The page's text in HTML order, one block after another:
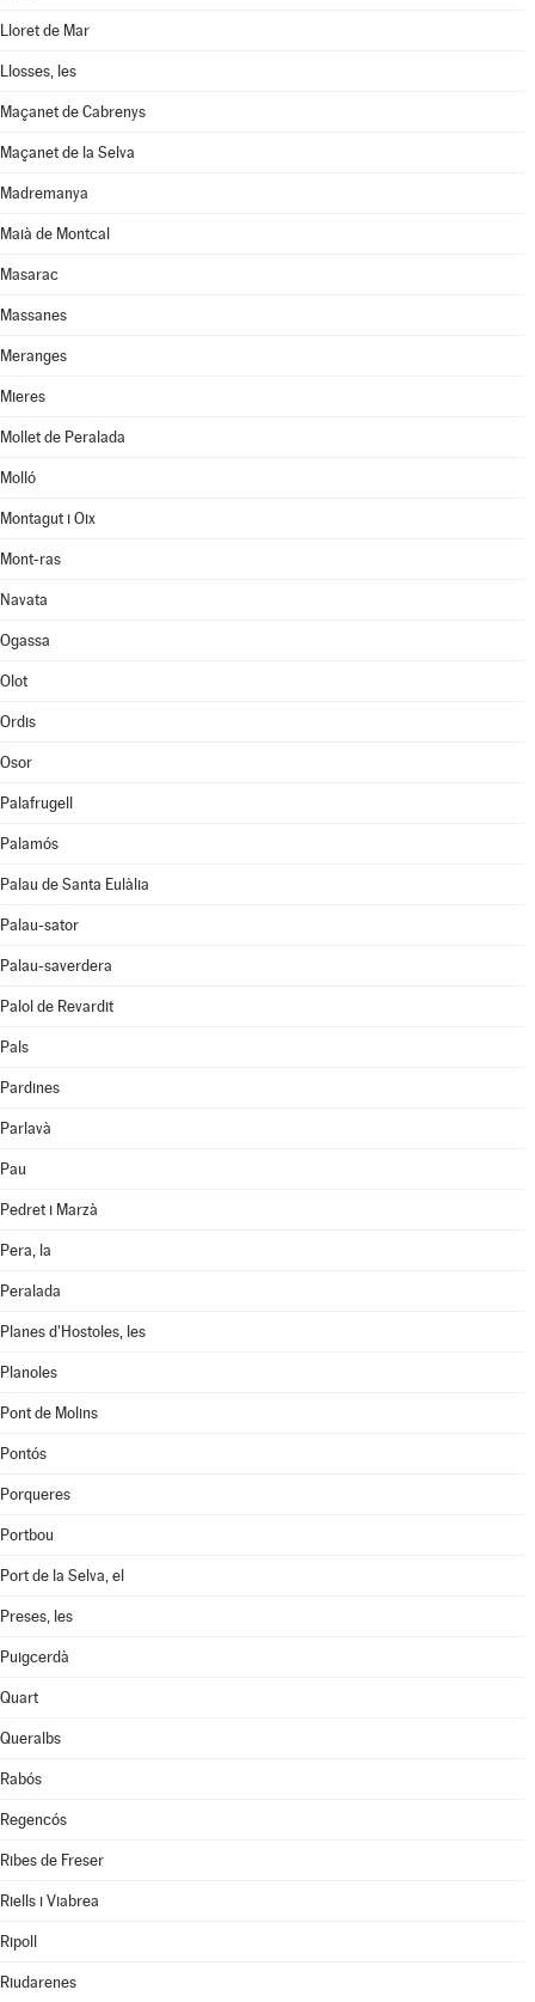
Lloret de Mar
Llosses, les
Maçanet de Cabrenys
Maçanet de la Selva
Madremanya
Maià de Montcal
Masarac
Massanes
Meranges
Mieres
Mollet de Peralada
Molló
Montagut i Oix
Mont-ras
Navata
Ogassa
Olot
Ordis
Osor
Palafrugell
Palamós
Palau de Santa Eulàlia
Palau-sator
Palau-saverdera
Palol de Revardit
Pals
Pardines
Parlavà
Pau
Pedret i Marzà
Pera, la
Peralada
Planes d'Hostoles, les
Planoles
Pont de Molins
Pontós
Porqueres
Portbou
Port de la Selva, el
Preses, les
Puigcerdà
Quart
Queralbs
Rabós
Regencós
Ribes de Freser
Riells i Viabrea
Ripoll
Riudarenes